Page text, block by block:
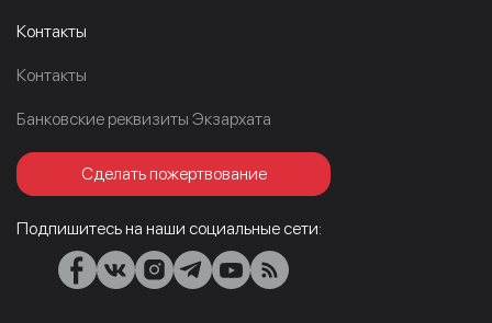
Контакты
Контакты
Банковские реквизиты Экзархата
Сделать пожертвование
Подпишитесь на наши социальные сети: